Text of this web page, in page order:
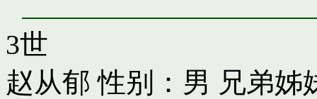
3世
赵从郁 性别：男 兄弟姊